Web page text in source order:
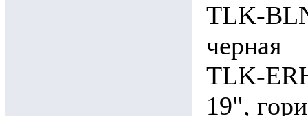
TLK-
черная
TLK-
19",